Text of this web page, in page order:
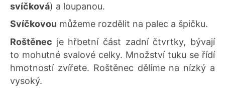
svíčková) a loupanou.
Svíčkovou můžeme rozdělit na palec a špičku.
Roštěnec je hřbetní část zadní čtvrtky, bývají
to mohutné svalové celky. Množství tuku se řídí
hmotností zvířete. Roštěnec dělíme na nízký a
vysoký.